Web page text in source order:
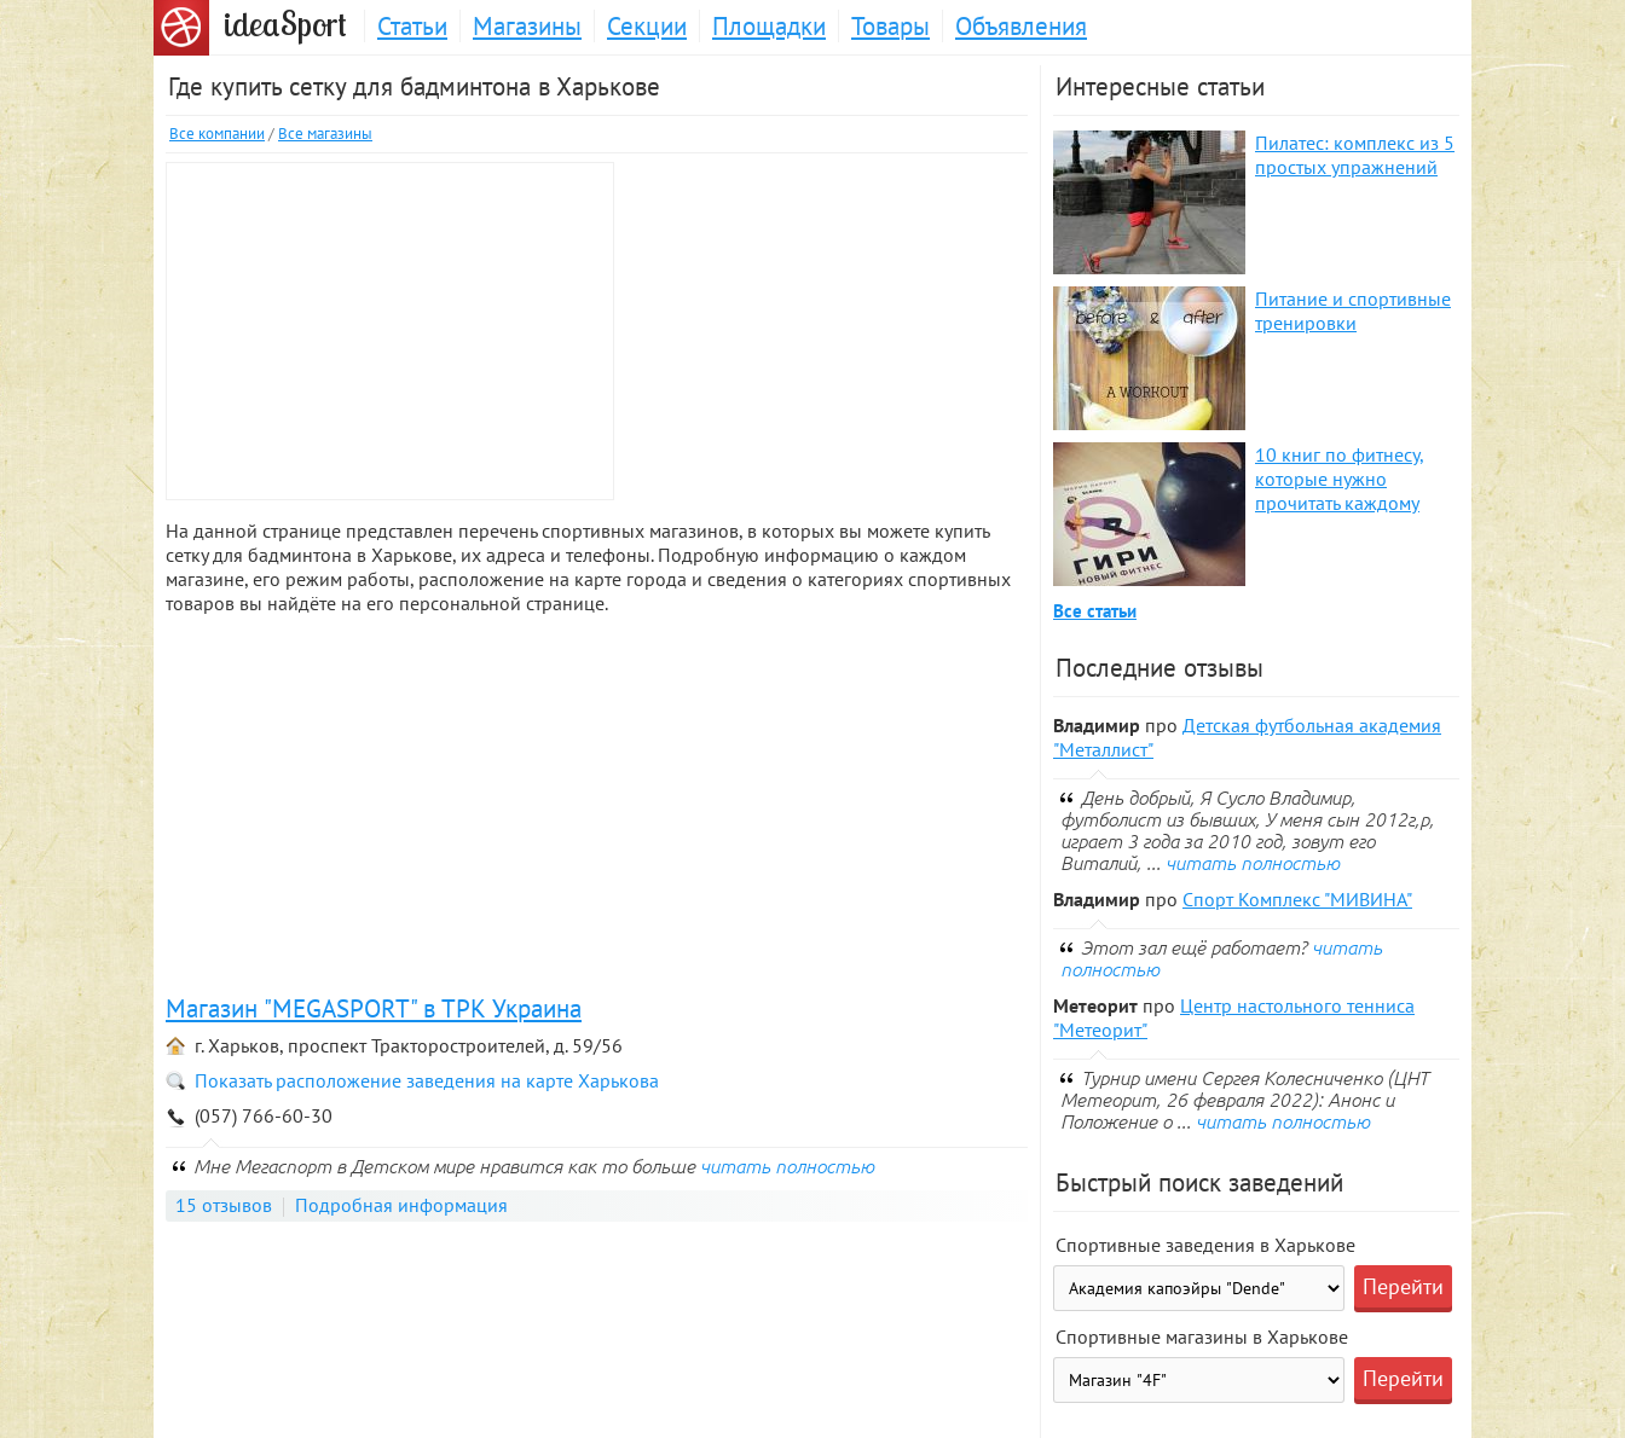
ideaSport Статьи Магазины Секции Площадки Товары
Объявления
Где купить сетку для бадминтона в Харькове
Все компании / Все магазины
На данной странице представлен перечень спортивных магазинов, в которых вы можете купить
сетку для бадминтона в Харькове, их адреса и телефоны. Подробную информацию о каждом
магазине, его режим работы, расположение на карте города и сведения о категориях спортивных
товаров вы найдёте на его персональной странице.
Магазин "MEGASPORT" в ТРК Украина
г. Харьков, проспект Тракторостроителей, д. 59/56
Показать расположение заведения на карте Харькова
(057) 766-60-30
Мне Мегаспорт в Детском мире нравится как то больше читать полностью
15 отзывов Подробная информация
Интересные статьи
Пилатес: комплекс из 5
простых упражнений
Питание и спортивные
тренировки
10 книг по фитнесу,
которые нужно
прочитать каждому
Все статьи
Последние отзывы
Владимир про Детская футбольная академия
"Металлист"
День добрый, Я Сусло Владимир,
футболист из бывших, У меня сын 2012г,р,
играет 3 года за 2010 год, зовут его
Виталий, ... читать полностью
Владимир про Спорт Комплекс "МИВИНА"
Этот зал ещё работает? читать
полностью
Метеорит про Центр настольного тенниса
"Метеорит"
Турнир имени Сергея Колесниченко (ЦНТ
Метеорит, 26 февраля 2022): Анонс и
Положение о ... читать полностью
Быстрый поиск заведений
Спортивные заведения в Харькове
Спортивные магазины в Харькове